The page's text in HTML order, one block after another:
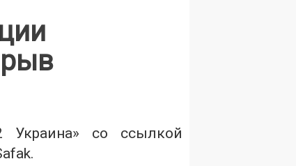
Украина» со ссылкой